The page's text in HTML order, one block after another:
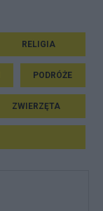
RELIGIA
PODRÓŻE
ZWIERZĘTA